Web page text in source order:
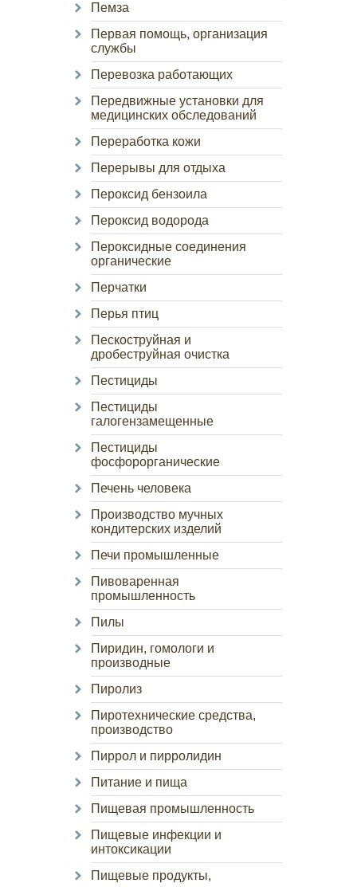
Пемза
Первая помощь, организация
службы
Перевозка работающих
Передвижные установки для
медицинских обследований
Переработка кожи
Перерывы для отдыха
Пероксид бензоила
Пероксид водорода
Пероксидные соединения
органические
Перчатки
Перья птиц
Пескоструйная и
дробеструйная очистка
Пестициды
Пестициды
галогензамещенные
Пестициды
фосфорорганические
Печень человека
Производство мучных
кондитерских изделий
Печи промышленные
Пивоваренная
промышленность
Пилы
Пиридин, гомологи и
производные
Пиролиз
Пиротехнические средства,
производство
Пиррол и пирролидин
Питание и пища
Пищевая промышленность
Пищевые инфекции и
интоксикации
Пищевые продукты,